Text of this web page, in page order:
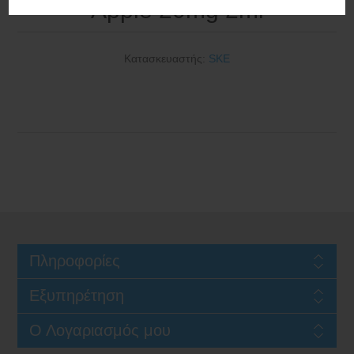
Apple 20mg 2ml
Κατασκευαστής: SKE
Πληροφορίες
Εξυπηρέτηση
Ο Λογαριασμός μου